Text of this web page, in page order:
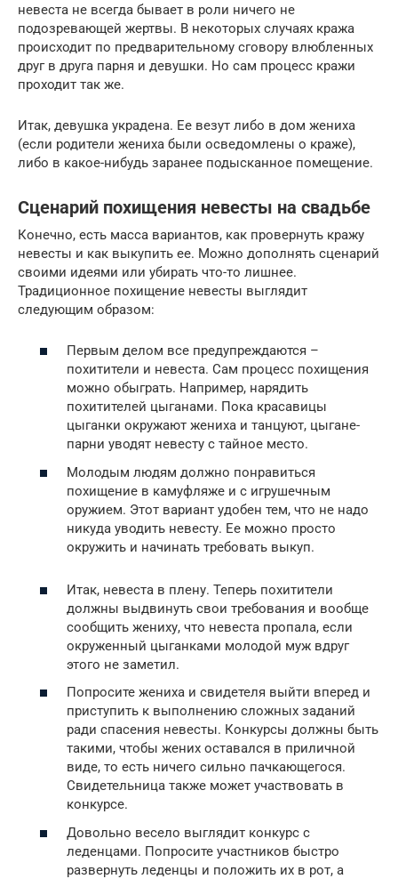
невеста не всегда бывает в роли ничего не
подозревающей жертвы. В некоторых случаях кража
происходит по предварительному сговору влюбленных
друг в друга парня и девушки. Но сам процесс кражи
проходит так же.
Итак, девушка украдена. Ее везут либо в дом жениха
(если родители жениха были осведомлены о краже),
либо в какое-нибудь заранее подысканное помещение.
Сценарий похищения невесты на свадьбе
Конечно, есть масса вариантов, как провернуть кражу
невесты и как выкупить ее. Можно дополнять сценарий
своими идеями или убирать что-то лишнее.
Традиционное похищение невесты выглядит
следующим образом:
Первым делом все предупреждаются –
похитители и невеста. Сам процесс похищения
можно обыграть. Например, нарядить
похитителей цыганами. Пока красавицы
цыганки окружают жениха и танцуют, цыгане-
парни уводят невесту с тайное место.
Молодым людям должно понравиться
похищение в камуфляже и с игрушечным
оружием. Этот вариант удобен тем, что не надо
никуда уводить невесту. Ее можно просто
окружить и начинать требовать выкуп.
Итак, невеста в плену. Теперь похитители
должны выдвинуть свои требования и вообще
сообщить жениху, что невеста пропала, если
окруженный цыганками молодой муж вдруг
этого не заметил.
Попросите жениха и свидетеля выйти вперед и
приступить к выполнению сложных заданий
ради спасения невесты. Конкурсы должны быть
такими, чтобы жених оставался в приличной
виде, то есть ничего сильно пачкающегося.
Свидетельница также может участвовать в
конкурсе.
Довольно весело выглядит конкурс с
леденцами. Попросите участников быстро
развернуть леденцы и положить их в рот, а